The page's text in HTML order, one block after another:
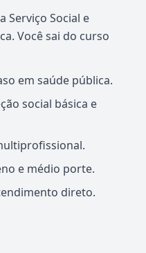
Serviço Social e
Você sai do curso
em saúde pública.
social básica e
e médio porte.
direto.